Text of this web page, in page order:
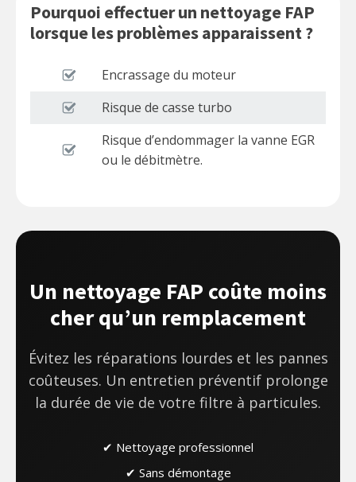
Pourquoi effectuer un nettoyage FAP
lorsque les problèmes apparaissent ?
Encrassage du moteur
Risque de casse turbo
Risque d’endommager la vanne EGR
ou le débitmètre.
Un nettoyage FAP coûte moins
cher qu’un remplacement
Évitez les réparations lourdes et les pannes
coûteuses. Un entretien préventif prolonge
la durée de vie de votre filtre à particules.
✔ Nettoyage professionnel
✔ Sans démontage